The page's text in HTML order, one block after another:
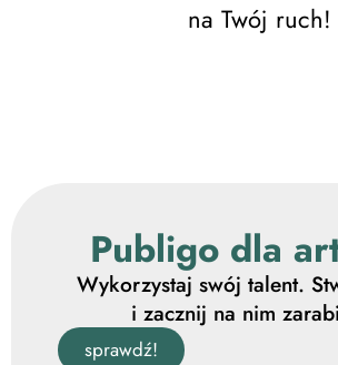
na Twój ruch!
Publigo dla
Wykorzystaj swój talent.
i zacznij na nim
sprawdź!